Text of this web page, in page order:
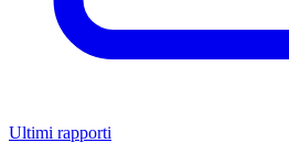
Ultimi rapporti